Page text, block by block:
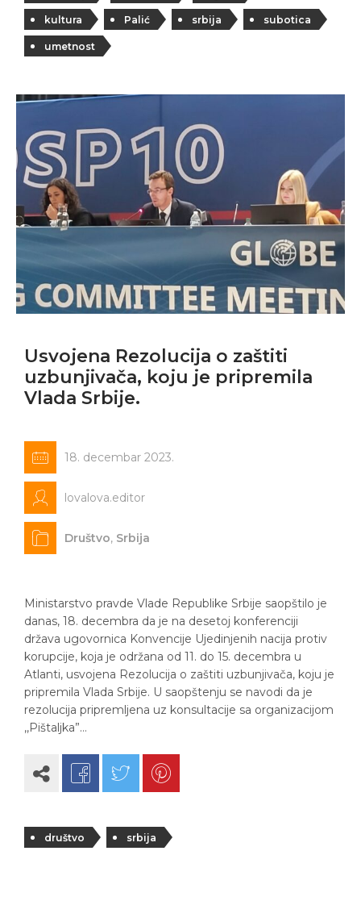
kultura Palić srbija subotica
umetnost
Usvojena Rezolucija o zaštiti
uzbunjivača, koju je pripremila
Vlada Srbije.
18. decembar 2023.
lovalova.editor
Društvo, Srbija
Ministarstvo pravde Vlade Republike Srbije saopštilo je
danas, 18. decembra da je na desetoj konferenciji
država ugovornica Konvencije Ujedinjenih nacija protiv
korupcije, koja je održana od 11. do 15. decembra u
Atlanti, usvojena Rezolucija o zaštiti uzbunjivača, koju je
pripremila Vlada Srbije. U saopštenju se navodi da je
rezolucija pripremljena uz konsultacije sa organizacijom
,,Pištaljka”…
društvo srbija